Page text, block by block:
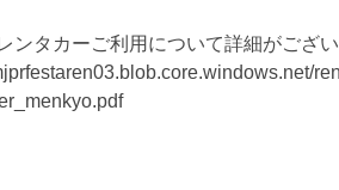
ンタカーご利用について詳細がござ